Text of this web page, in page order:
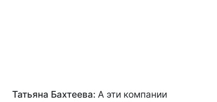
Татьяна Бахтеева: А эти компании